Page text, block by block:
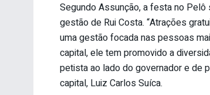
Segundo Assunção, a festa no
gestão de Rui Costa. “Atrações
uma gestão focada nas pessoas
capital, ele tem promovido a
petista ao lado do governador e de
capital, Luiz Carlos Suíca.